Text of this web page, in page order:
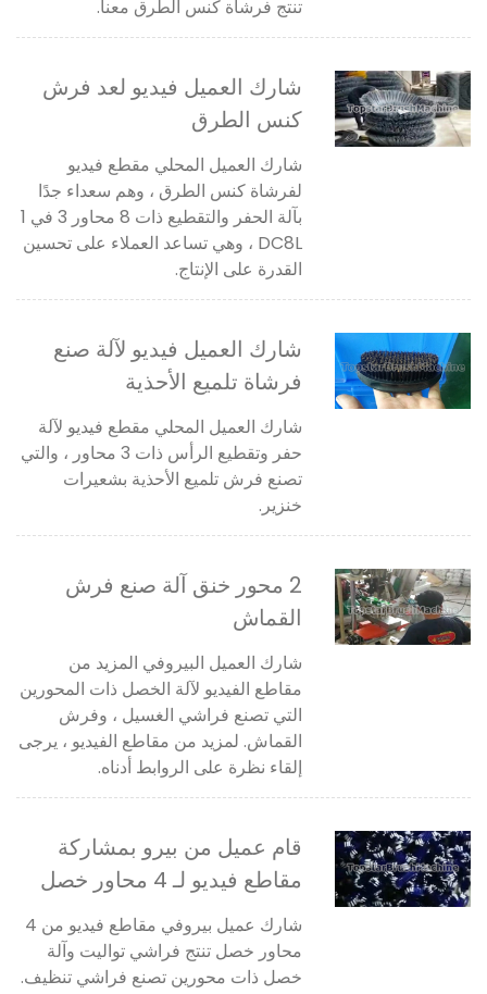
تنتج فرشاة كنس الطرق معنا.
شارك العميل فيديو لعد فرش
كنس الطرق
شارك العميل المحلي مقطع فيديو
لفرشاة كنس الطرق ، وهم سعداء جدًا
بآلة الحفر والتقطيع ذات 8 محاور 3 في 1
DC8L ، وهي تساعد العملاء على تحسين
القدرة على الإنتاج.
شارك العميل فيديو لآلة صنع
فرشاة تلميع الأحذية
شارك العميل المحلي مقطع فيديو لآلة
حفر وتقطيع الرأس ذات 3 محاور ، والتي
تصنع فرش تلميع الأحذية بشعيرات
خنزير.
2 محور خنق آلة صنع فرش
القماش
شارك العميل البيروفي المزيد من
مقاطع الفيديو لآلة الخصل ذات المحورين
التي تصنع فراشي الغسيل ، وفرش
القماش. لمزيد من مقاطع الفيديو ، يرجى
إلقاء نظرة على الروابط أدناه.
قام عميل من بيرو بمشاركة
مقاطع فيديو لـ 4 محاور خصل
تنتج فراشي تواليت وآلة تقطيع
ذات محورين تصنع فراشي
تنظيف
شارك عميل بيروفي مقاطع فيديو من 4
محاور خصل تنتج فراشي تواليت وآلة
خصل ذات محورين تصنع فراشي تنظيف.